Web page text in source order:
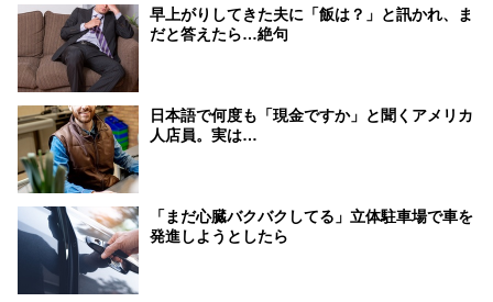
早上がりしてきた夫に「飯は？」と訊かれ、ま
だと答えたら…絶句
日本語で何度も「現金ですか」と聞くアメリカ
人店員。実は…
「まだ心臓バクバクしてる」立体駐車場で車を
発進しようとしたら